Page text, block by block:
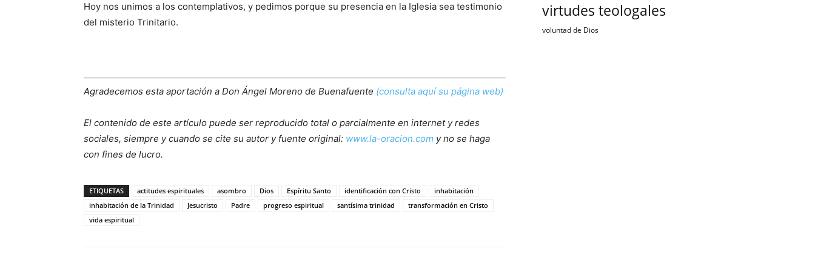
Hoy nos unimos a los contemplativos, y pedimos porque su presencia en la Iglesia sea testimonio
del misterio Trinitario.
Agradecemos esta aportación a Don Ángel Moreno de Buenafuente (consulta aquí su página web)
El contenido de este artículo puede ser reproducido total o parcialmente en internet y redes
sociales, siempre y cuando se cite su autor y fuente original: www.la-oracion.com y no se haga
con fines de lucro.
ETIQUETAS actitudes espirituales asombro Dios Espíritu Santo identificación con Cristo
inhabitación
inhabitación de la Trinidad
Jesucristo Padre progreso espiritual santísima trinidad
transformación en Cristo
vida espiritual
virtudes teologales
voluntad de Dios